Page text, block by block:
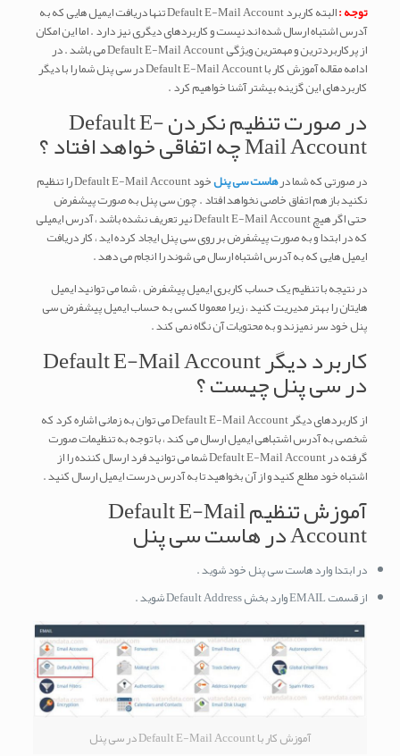
توجه :
البته کاربرد Default E-Mail Account تنها دریافت ایمیل هایی که به
آدرس اشتباه ارسال شده اند نیست و کاربردهای دیگری نیز دارد . اما این امکان
از پرکاربردترین و مهمترین ویژگی Default E-Mail Account می باشد . در
ادامه مقاله آموزش کار با Default E-Mail Account در سی پنل شما را با دیگر
کاربردهای این گزینه بیشتر آشنا خواهیم کرد .
در صورت تنظیم نکردن Default E-
Mail Account چه اتفاقی خواهد افتاد ؟
در صورتی که شما درهاست سی پنل
خود Default E-Mail Account را تنظیم
نکنید باز هم اتفاق خاصی نخواهد افتاد . چون سی پنل به صورت پیشفرض
حتی اگر هیچ Default E-Mail Account نیر تعریف نشده باشد ، آدرس ایمیلی
که در ابتدا و به صورت پیشفرض بر روی سی پنل ایجاد کرده اید ، کار دریافت
ایمیل هایی که به آدرس اشتباه ارسال می شوند را انجام می دهد .
در نتیجه با تنظیم یک حساب کاربری ایمیل پیشفرض ، شما می توانید ایمیل
هایتان را بهتر مدیریت کنید ، زیرا معمولا کسی به حساب ایمیل پیشفرض سی
پنل خود سر نمیزند و به محتویات آن نگاه نمی کند .
کاربرد دیگر Default E-Mail Account
در سی پنل چیست ؟
از کاربردهای دیگر Default E-Mail Account می توان به زمانی اشاره کرد که
شخصی به آدرس اشتباهی ایمیل ارسال می کند ، با توجه به تنظیمات صورت
گرفته در Default E-Mail Account شما می توانید فرد ارسال کننده را از
اشتباه خود مطلع کنید و از آن بخواهید تا به آدرس درست ایمیل ارسال کنید .
آموزش تنظیم Default E-Mail
Account در هاست سی پنل
در ابتدا وارد هاست سی پنل خود شوید .
از قسمت EMAIL وارد بخش Default Address شوید .
آموزش کار با Default E-Mail Account در سی پنل